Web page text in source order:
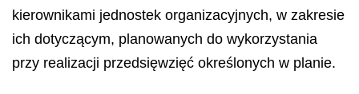
kierownikami jednostek organizacyjnych, w zakresie
ich dotyczącym, planowanych do wykorzystania
przy realizacji przedsięwzięć określonych w planie.